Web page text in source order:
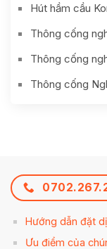
Hút hầm cầu
Thông cống
Thông cống
Thông cống
Hướng dẫn đặt
Ưu điểm của